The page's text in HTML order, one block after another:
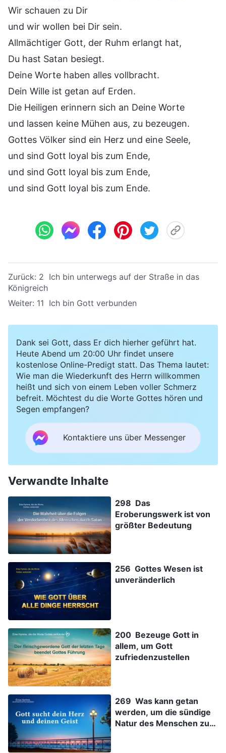
Wir schauen zu Dir
und wir wollen bei Dir sein.
Allmächtiger Gott, der Ruhm erlangt hat,
Du hast Satan besiegt.
Deine Worte haben alles vollbracht.
Dein Wille ist getan auf Erden.
Die Heiligen erinnern sich an Deine Worte
und lassen keine Mühen aus, zu bezeugen.
Gottes Völker sind ein Herz und eine Seele,
und sind Gott loyal bis zum Ende,
und sind Gott loyal bis zum Ende,
und sind Gott loyal bis zum Ende.
Zurück: 2 Ich bin unterwegs auf der Straße in das
Königreich
Weiter: 11 Ich bin Gott verbunden
Dank sei Gott, dass Er dich hierher geführt hat.
Heute Abend um 20:00 Uhr findet unsere
kostenlose Online-Predigt statt. Das Thema lautet:
Wie man die Wiederkunft des Herrn willkommen
heißt und sich von einem Leben voller Schmerz
befreit. Möchtest du die Worte Gottes hören und
Segen empfangen?
Kontaktiere uns über Messenger
Verwandte Inhalte
298 Das
Eroberungswerk ist von
größter Bedeutung
256 Gottes Wesen ist
unveränderlich
200 Bezeuge Gott in
allem, um Gott
zufriedenzustellen
269 Was kann getan
werden, um die sündige
Natur des Menschen zu